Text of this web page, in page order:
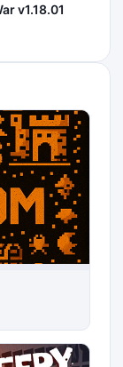
v1.18.01